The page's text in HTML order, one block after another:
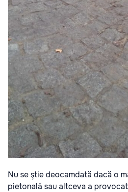
Nu se ştie deocamdată dacă o
pietonală sau altceva a